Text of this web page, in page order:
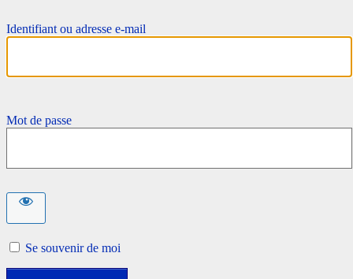
Identifiant ou adresse e-mail
Mot de passe
Se souvenir de moi